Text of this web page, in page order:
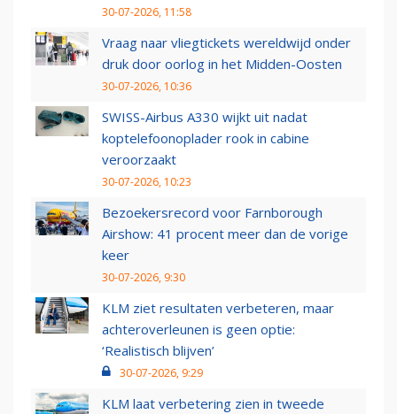
30-07-2026, 11:58
Vraag naar vliegtickets wereldwijd onder
druk door oorlog in het Midden-Oosten
30-07-2026, 10:36
SWISS-Airbus A330 wijkt uit nadat
koptelefoonoplader rook in cabine
veroorzaakt
30-07-2026, 10:23
Bezoekersrecord voor Farnborough
Airshow: 41 procent meer dan de vorige
keer
30-07-2026, 9:30
KLM ziet resultaten verbeteren, maar
achteroverleunen is geen optie:
‘Realistisch blijven’
30-07-2026, 9:29
KLM laat verbetering zien in tweede